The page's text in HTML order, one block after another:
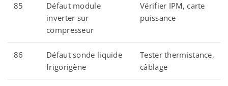
85
Défaut module
inverter sur
compresseur
Vérifier IPM, carte
puissance
86
Défaut sonde liquide
frigorigène
Tester thermistance,
câblage